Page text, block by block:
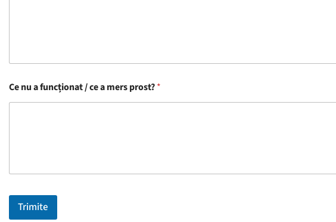
Ce nu a funcționat / ce a mers prost?*
Trimite